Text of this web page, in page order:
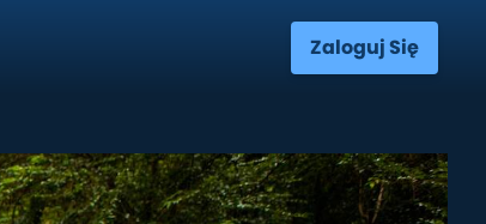
Zaloguj Się